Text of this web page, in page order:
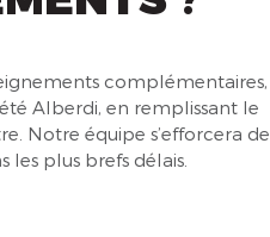
complémentaires,
Alberdi, en remplissant le
Notre équipe s’efforcera de
les plus brefs délais.